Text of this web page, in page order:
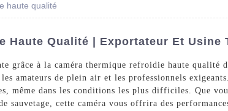
haute qualité
Haute Qualité | Exportateur Et Usine
grâce à la caméra thermique refroidie haute
amateurs de plein air et les professionnels
même dans les conditions les plus difficiles. Que
sauvetage, cette caméra vous offrira des